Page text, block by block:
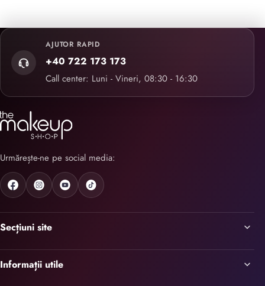
AJUTOR RAPID
+40 722 173 173
Call center: Luni - Vineri, 08:30 - 16:30
Urmărește-ne pe social media:
Secțiuni site
Informații utile